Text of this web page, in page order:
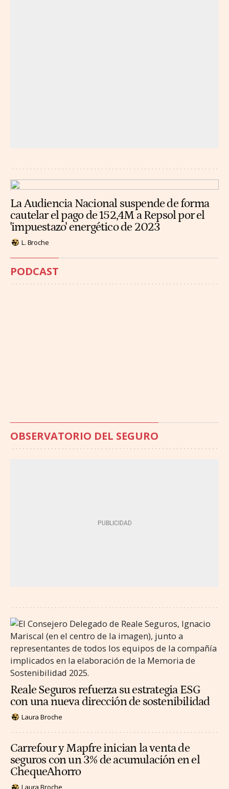
La Audiencia Nacional suspende de forma
cautelar el pago de 152,4M a Repsol por el
'impuestazo' energético de 2023
L. Broche
PODCAST
OBSERVATORIO DEL SEGURO
Reale Seguros refuerza su estrategia ESG
con una nueva dirección de sostenibilidad
Laura Broche
Carrefour y Mapfre inician la venta de
seguros con un 3% de acumulación en el
ChequeAhorro
Laura Broche